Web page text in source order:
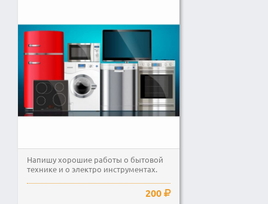
Напишу хорошие работы о бытовой
технике и о электро инструментах.
200